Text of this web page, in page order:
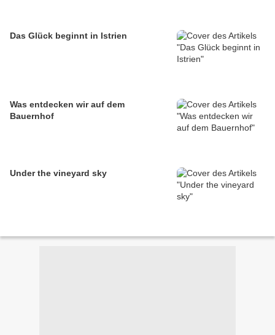
Das Glück beginnt in Istrien
Was entdecken wir auf dem
Bauernhof
Under the vineyard sky